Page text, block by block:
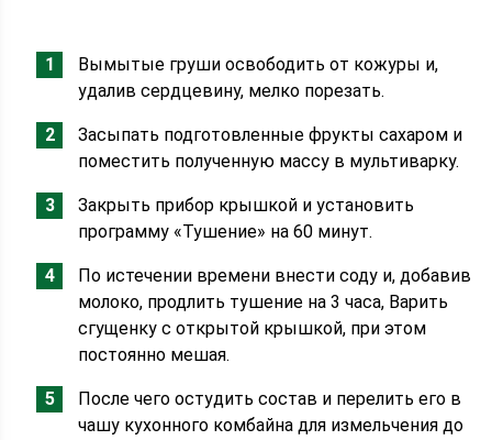
Вымытые груши освободить от кожуры и,
удалив сердцевину, мелко порезать.
Засыпать подготовленные фрукты сахаром и
поместить полученную массу в мультиварку.
Закрыть прибор крышкой и установить
программу «Тушение» на 60 минут.
По истечении времени внести соду и, добавив
молоко, продлить тушение на 3 часа, Варить
сгущенку с открытой крышкой, при этом
постоянно мешая.
После чего остудить состав и перелить его в
чашу кухонного комбайна для измельчения до